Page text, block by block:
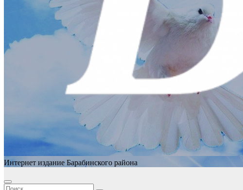
Интернет издание Барабинского района